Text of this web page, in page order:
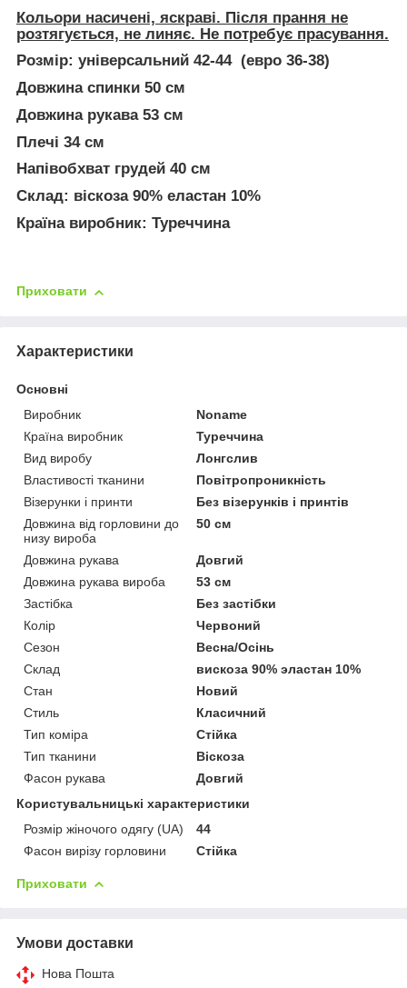
Кольори насичені, яскраві. Після прання не
розтягується, не линяє. Не потребує прасування.
Розмір: універсальний 42-44 (евро 36-38)
Довжина спинки 50 см
Довжина рукава 53 см
Плечі 34 см
Напівобхват грудей 40 см
Склад: віскоза 90% еластан 10%
Країна виробник: Туреччина
Приховати
Характеристики
Основні
Виробник
Noname
Країна виробник
Туреччина
Вид виробу
Лонгслив
Властивості тканини
Повітропроникність
Візерунки і принти
Без візерунків і принтів
Довжина від горловини до
низу вироба
50 см
Довжина рукава
Довгий
Довжина рукава вироба
53 см
Застібка
Без застібки
Колір
Червоний
Сезон
Весна/Осінь
Склад
вискоза 90% эластан 10%
Стан
Новий
Стиль
Класичний
Тип коміра
Стійка
Тип тканини
Віскоза
Фасон рукава
Довгий
Користувальницькі характеристики
Розмір жіночого одягу (UA)
44
Фасон вирізу горловини
Стійка
Приховати
Умови доставки
Нова Пошта